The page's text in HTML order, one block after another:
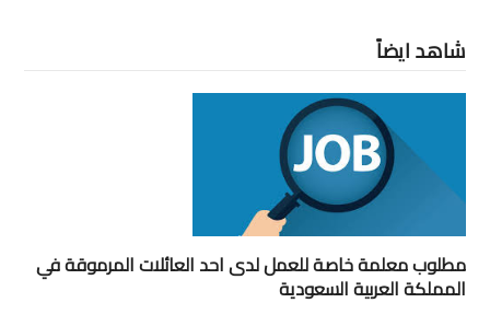
شاهد ايضاً
مطلوب معلمة خاصة للعمل لدى احد العائلات المرموقة في
المملكة العربية السعودية